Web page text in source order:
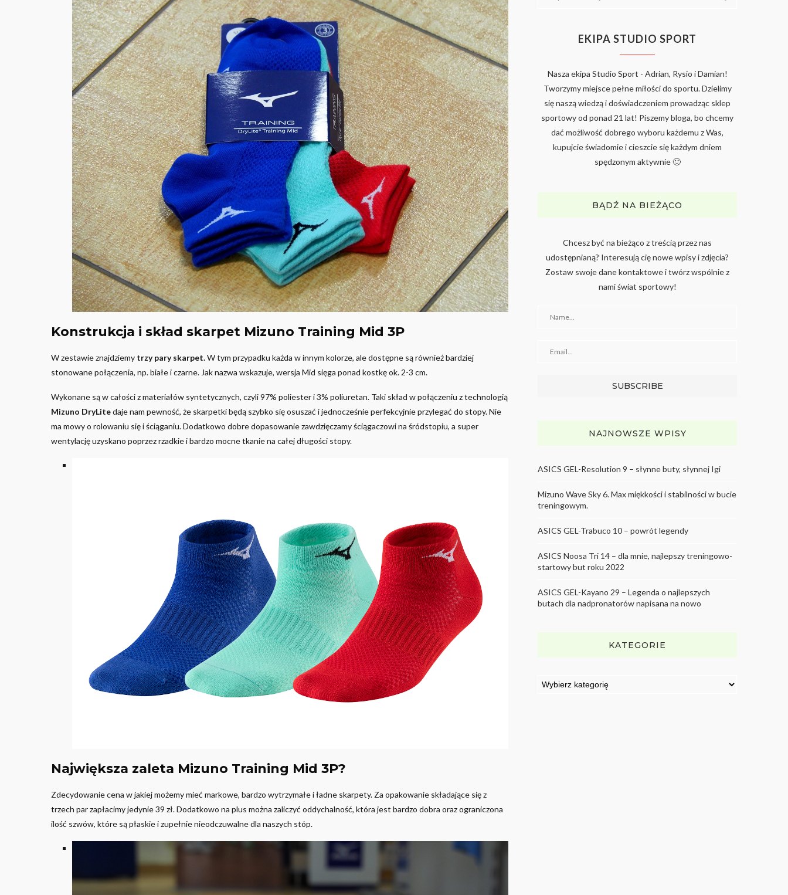
Konstrukcja i skład skarpet Mizuno Training Mid 3P
W zestawie znajdziemy trzy pary skarpet.W tym przypadku każda w innym kolorze, ale dostępne są również bardziej
stonowane połączenia, np. białe i czarne. Jak nazwa wskazuje, wersja Mid sięga ponad kostkę ok. 2-3 cm.
Wykonane są w całości z materiałów syntetycznych, czyli 97% poliester i 3% poliuretan. Taki skład w połączeniu z technologią
Mizuno DryLitedaje nam pewność, że skarpetki będą szybko się osuszać i jednocześnie perfekcyjnie przylegać do stopy. Nie
ma mowy o rolowaniu się i ściąganiu. Dodatkowo dobre dopasowanie zawdzięczamy ściągaczowi na śródstopiu, a super
wentylację uzyskano poprzez rzadkie i bardzo mocne tkanie na całej długości stopy.
Największa zaleta Mizuno Training Mid 3P?
Zdecydowanie cena w jakiej możemy mieć markowe, bardzo wytrzymałe i ładne skarpety. Za opakowanie składające się z
trzech par zapłacimy jedynie 39 zł. Dodatkowo na plus można zaliczyć oddychalność, która jest bardzo dobra oraz ograniczona
ilość szwów, które są płaskie i zupełnie nieodczuwalne dla naszych stóp.
EKIPA STUDIO SPORT
Nasza ekipa Studio Sport - Adrian, Rysio i Damian!
Tworzymy miejsce pełne miłości do sportu. Dzielimy
się naszą wiedzą i doświadczeniem prowadząc sklep
sportowy od ponad 21 lat! Piszemy bloga, bo chcemy
dać możliwość dobrego wyboru każdemu z Was,
kupujcie świadomie i cieszcie się każdym dniem
spędzonym aktywnie 🙂
BĄDŹ NA BIEŻĄCO
Chcesz być na bieżąco z treścią przez nas
udostępnianą? Interesują cię nowe wpisy i zdjęcia?
Zostaw swoje dane kontaktowe i twórz wspólnie z
nami świat sportowy!
NAJNOWSZE WPISY
ASICS GEL-Resolution 9 – słynne buty, słynnej Igi
Mizuno Wave Sky 6. Max miękkości i stabilności w bucie
treningowym.
ASICS GEL-Trabuco 10 – powrót legendy
ASICS Noosa Tri 14 – dla mnie, najlepszy treningowo-
startowy but roku 2022
ASICS GEL-Kayano 29 – Legenda o najlepszych
butach dla nadpronatorów napisana na nowo
KATEGORIE